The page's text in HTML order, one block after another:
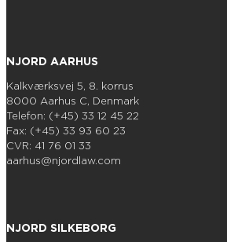
NJORD AARHUS
Kalkværksvej 5, 8. korrus
8000 Aarhus C, Denmark
Telefon: (+45) 33 12 45 22
Fax: (+45) 33 93 60 23
CVR: 41 76 01 33
aarhus@njordlaw.com
NJORD SILKEBORG